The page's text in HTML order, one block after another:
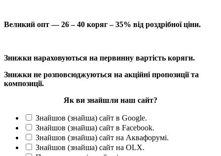
Великий опт — 26 – 40 коряг – 35% від роздрібної ціни.
Знижки нараховуються на первинну вартість коряги.
Знижки не розповсюджуються на акційні пропозиції та
композиції.
Як ви знайшли наш сайт?
Знайшов (знайша) сайт в Google.
Знайшов (знайша) сайт в Facebook.
Знайшов (знайша) сайт на Аквафорумі.
Знайшов (знайша) сайт на OLX.